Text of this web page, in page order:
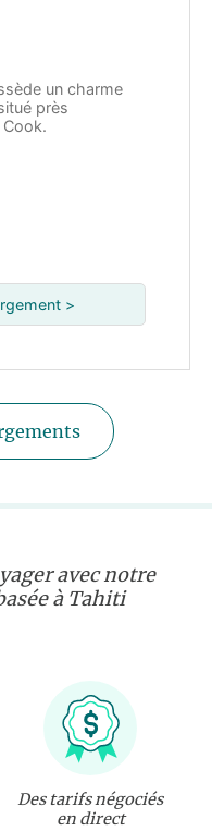
un charme
près
>
avec notre
à Tahiti
Des tarifs négociés
en direct